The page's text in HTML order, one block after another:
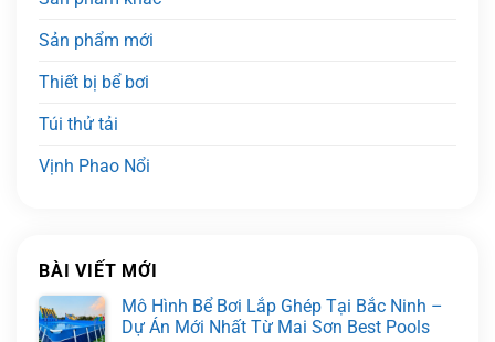
Sản phẩm mới
Thiết bị bể bơi
Túi thử tải
Vịnh Phao Nổi
BÀI VIẾT MỚI
Mô Hình Bể Bơi Lắp Ghép Tại Bắc Ninh –
Dự Án Mới Nhất Từ Mai Sơn Best Pools